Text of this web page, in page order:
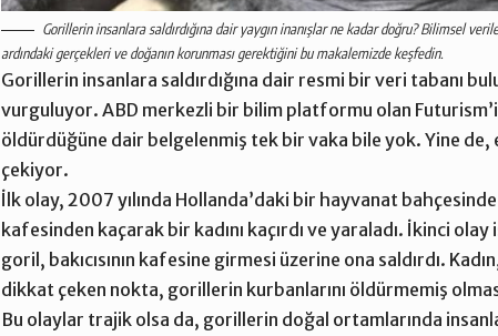
Gorillerin insanlara saldırdığına dair yaygın inanışlar ne kadar doğru? Bilimsel
ardındaki gerçekleri ve doğanın korunması gerektiğini bu makalemizde keşfedin.
Gorillerin insanlara saldırdığına dair resmi bir veri tabanı
vurguluyor. ABD merkezli bir bilim platformu olan
öldürdüğüne dair belgelenmiş tek bir vaka bile yok. Yine
çekiyor.
İlk olay, 2007 yılında Hollanda’daki bir hayvanat bahçesinde
kafesinden kaçarak bir kadını kaçırdı ve yaraladı. İkinci
goril, bakıcısının kafesine girmesi üzerine ona saldırdı.
dikkat çeken nokta, gorillerin kurbanlarını öldürmemiş
Bu olaylar trajik olsa da, gorillerin doğal ortamlarında